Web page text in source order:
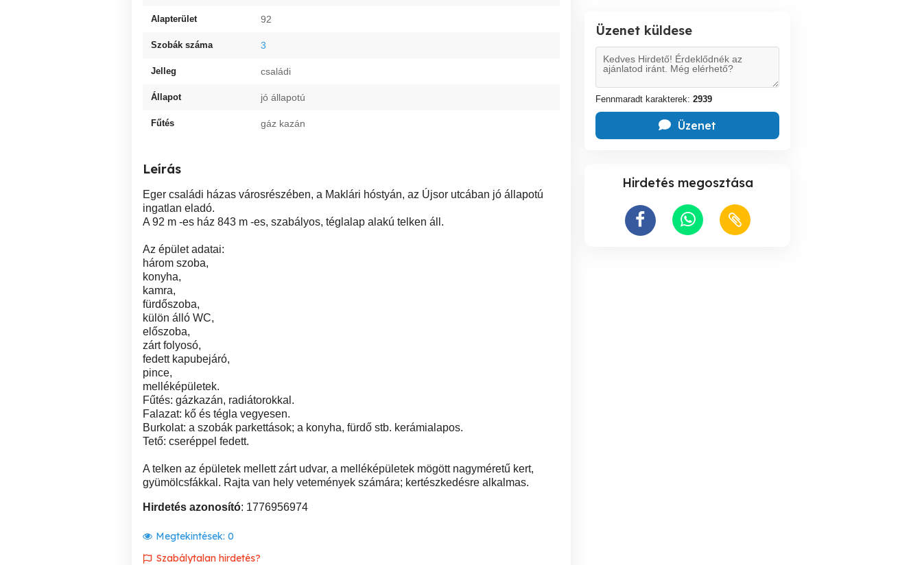
Alapterület 92
Szobák száma 3
Jelleg családi
Állapot jó állapotú
Fűtés gáz kazán
Leírás
Eger családi házas városrészében, a Maklári hóstyán, az Újsor utcában jó állapotú
ingatlan eladó.
A 92 m -es ház 843 m -es, szabályos, téglalap alakú telken áll.
Az épület adatai:
három szoba,
konyha,
kamra,
fürdőszoba,
külön álló WC,
előszoba,
zárt folyosó,
fedett kapubejáró,
pince,
melléképületek.
Fűtés: gázkazán, radiátorokkal.
Falazat: kő és tégla vegyesen.
Burkolat: a szobák parkettások; a konyha, fürdő stb. kerámialapos.
Tető: cseréppel fedett.
A telken az épületek mellett zárt udvar, a melléképületek mögött nagyméretű kert,
gyümölcsfákkal. Rajta van hely vetemények számára; kertészkedésre alkalmas.
Hirdetés azonosító: 1776956974
Megtekintések: 0
Szabálytalan hirdetés?
Üzenet küldese
Fennmaradt karakterek: 2939
Üzenet
Hirdetés megosztása